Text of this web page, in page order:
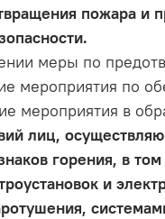
пожара и
меры по
мероприятия по
мероприятия в
лиц,
горения, в
и